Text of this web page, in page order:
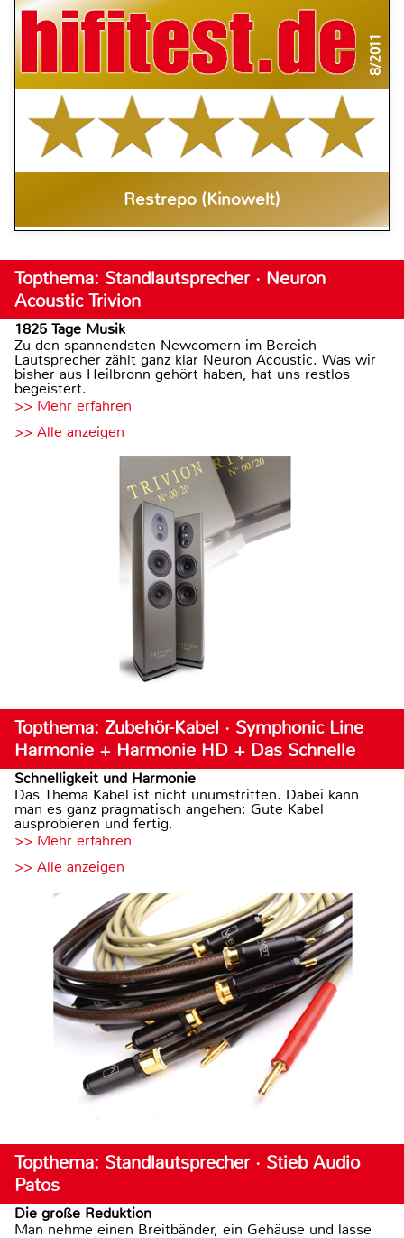
8/2011
Restrepo (Kinowelt)
Topthema: Standlautsprecher · Neuron
Acoustic Trivion
1825 Tage Musik
Zu den spannendsten Newcomern im Bereich
Lautsprecher zählt ganz klar Neuron Acoustic. Was wir
bisher aus Heilbronn gehört haben, hat uns restlos
begeistert.
>> Mehr erfahren
>> Alle anzeigen
Topthema: Zubehör-Kabel · Symphonic Line
Harmonie + Harmonie HD + Das Schnelle
Schnelligkeit und Harmonie
Das Thema Kabel ist nicht unumstritten. Dabei kann
man es ganz pragmatisch angehen: Gute Kabel
ausprobieren und fertig.
>> Mehr erfahren
>> Alle anzeigen
Topthema: Standlautsprecher · Stieb Audio
Patos
Die große Reduktion
Man nehme einen Breitbänder, ein Gehäuse und lasse